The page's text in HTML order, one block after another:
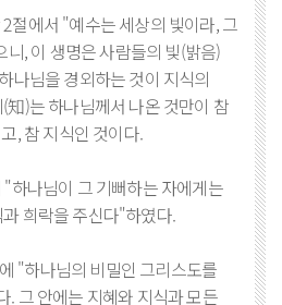
절에서 "예수는 세상의 빛이라, 그
니, 이 생명은 사람들의 빛(밝음)
나님을 경외하는 것이 지식의
知)는 하나님께서 나온 것만이 참
, 참 지식인 것이다.
하나님이 그 기뻐하는 자에게는
희락을 주신다"하였다.
"하나님의 비밀인 그리스도를
. 그 안에는 지혜와 지식과 모든